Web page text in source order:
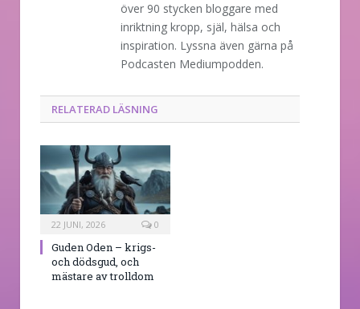
över 90 stycken bloggare med
inriktning kropp, själ, hälsa och
inspiration. Lyssna även gärna på
Podcasten Mediumpodden.
RELATERAD LÄSNING
22 JUNI, 2026 0
Guden Oden – krigs-
och dödsgud, och
mästare av trolldom